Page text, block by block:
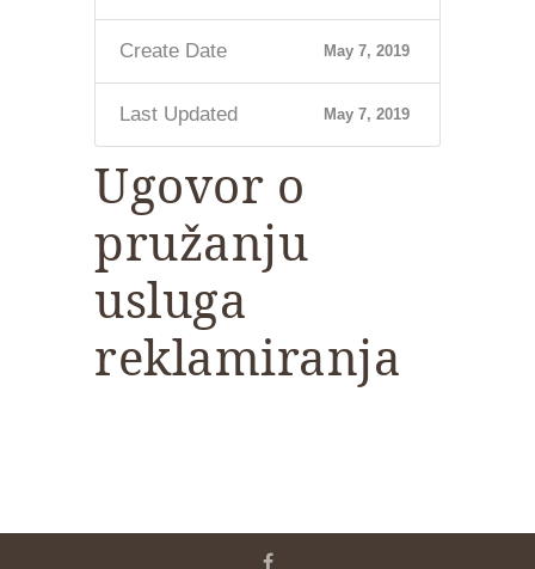
Create Date May 7, 2019
Last Updated May 7, 2019
Ugovor o
pružanju
usluga
reklamiranja